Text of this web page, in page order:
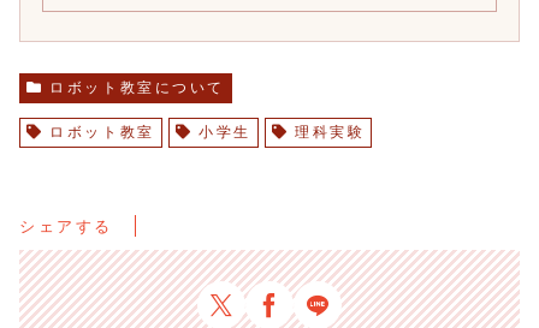
ロボット教室について
ロボット教室 小学生 理科実験
シェアする